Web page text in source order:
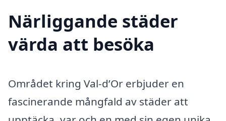
Närliggande städer
värda att besöka
Området kring Val-d’Or erbjuder en
fascinerande mångfald av städer att